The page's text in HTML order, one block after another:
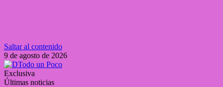
Saltar al contenido
9 de agosto de 2026
Exclusiva
Últimas noticias